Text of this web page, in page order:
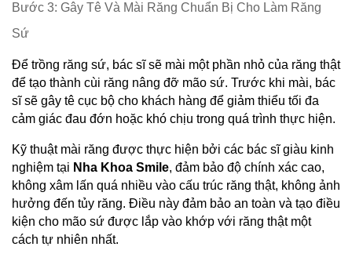
Bước 3: Gây Tê Và Mài Răng Chuẩn Bị Cho Làm Răng
Sứ
Để trồng răng sứ, bác sĩ sẽ mài một phần nhỏ của răng thật
để tạo thành cùi răng nâng đỡ mão sứ. Trước khi mài, bác
sĩ sẽ gây tê cục bộ cho khách hàng để giảm thiểu tối đa
cảm giác đau đớn hoặc khó chịu trong quá trình thực hiện.
Kỹ thuật mài răng được thực hiện bởi các bác sĩ giàu kinh
nghiệm tại Nha Khoa Smile, đảm bảo độ chính xác cao,
không xâm lấn quá nhiều vào cấu trúc răng thật, không ảnh
hưởng đến tủy răng. Điều này đảm bảo an toàn và tạo điều
kiện cho mão sứ được lắp vào khớp với răng thật một
cách tự nhiên nhất.